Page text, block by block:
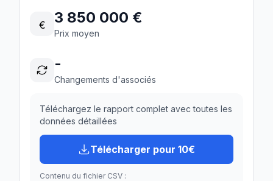
€ 3 850 000 €
Prix moyen
-
Changements d'associés
Téléchargez le rapport complet avec toutes les
données détaillées
Télécharger pour 10€
Contenu du fichier CSV :